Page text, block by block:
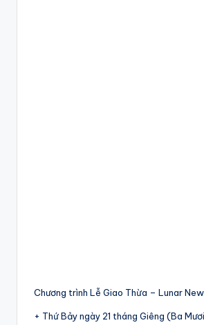
Chương trình Lễ Giao Thừa – Lunar New
+ Thứ Bảy ngày 21 tháng Giêng (Ba